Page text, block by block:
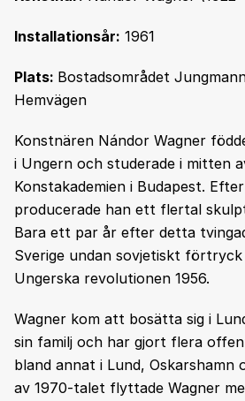
Installationsår: 1961
Plats: Bostadsområdet
Hemvägen
Konstnären Nándor Wagner
i Ungern och studerade i mitten
Konstakademien i Budapest.
producerade han ett flertal
Bara ett par år efter detta
Sverige undan sovjetiskt förtryck
Ungerska revolutionen 1956.
Wagner kom att bosätta sig i
sin familj och har gjort flera
bland annat i Lund, Oskarshamn
av 1970-talet flyttade Wagner